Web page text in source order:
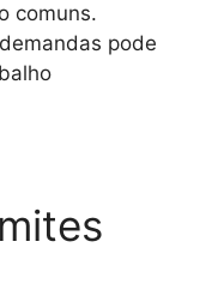
comuns.
pode